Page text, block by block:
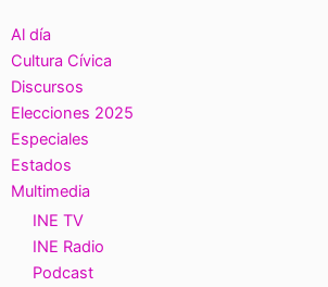
Al día
Cultura Cívica
Discursos
Elecciones 2025
Especiales
Estados
Multimedia
INE TV
INE Radio
Podcast